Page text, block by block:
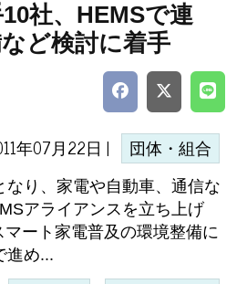
社、HEMSで連
ど検討に着手
年07月22日 | 団体・組合
なり、家電や自動車、通信な
アライアンスを立ち上げ
ート家電普及の環境整備に
進め...